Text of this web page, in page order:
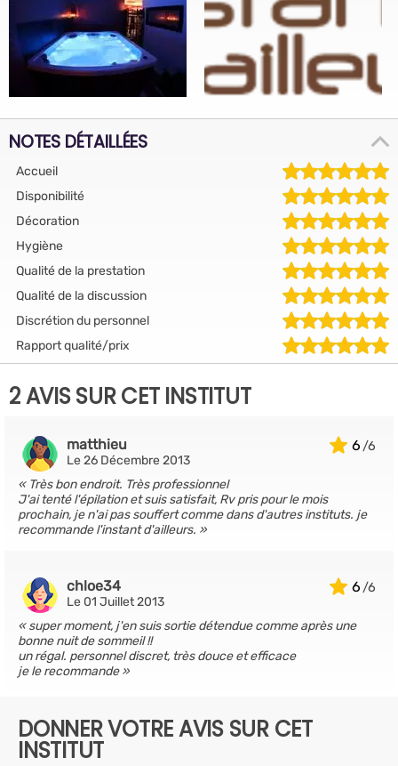
NOTES DÉTAILLÉES
Accueil
Disponibilité
Décoration
Hygiène
Qualité de la prestation
Qualité de la discussion
Discrétion du personnel
Rapport qualité/prix
2 AVIS SUR CET INSTITUT
6
matthieu
Le 26 Décembre 2013
Très bon endroit. Très professionnel
J'ai tenté l'épilation et suis satisfait, Rv pris pour le mois
prochain, je n'ai pas souffert comme dans d'autres instituts. je
recommande l'instant d'ailleurs.
6
chloe34
Le 01 Juillet 2013
super moment, j'en suis sortie détendue comme après une
bonne nuit de sommeil !!
un régal. personnel discret, très douce et efficace
je le recommande
DONNER VOTRE AVIS SUR CET
INSTITUT